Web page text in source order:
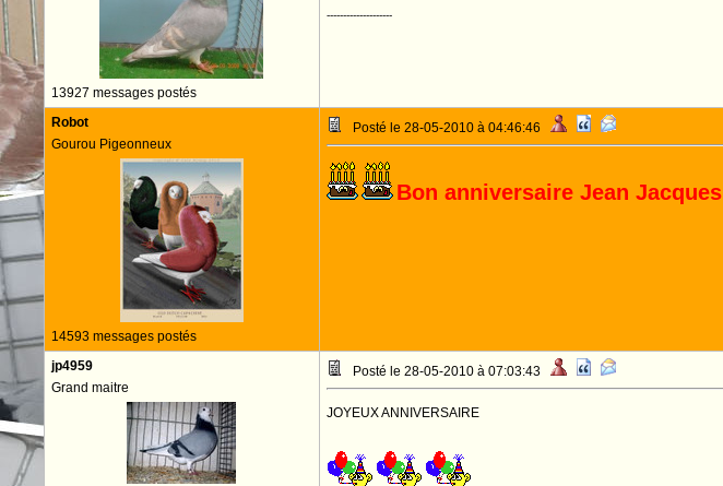
13927 messages postés
--------------------
Robot
Gourou Pigeonneux
14593 messages postés
Posté le 28-05-2010 à 04:46:46
Bon anniversaire Jean Jacques
jp4959
Grand maitre
Posté le 28-05-2010 à 07:03:43
JOYEUX ANNIVERSAIRE